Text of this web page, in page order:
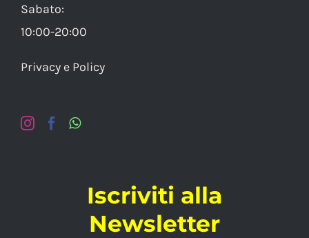
Sabato:
10:00-20:00
Privacy e Policy
Iscriviti alla
Newsletter